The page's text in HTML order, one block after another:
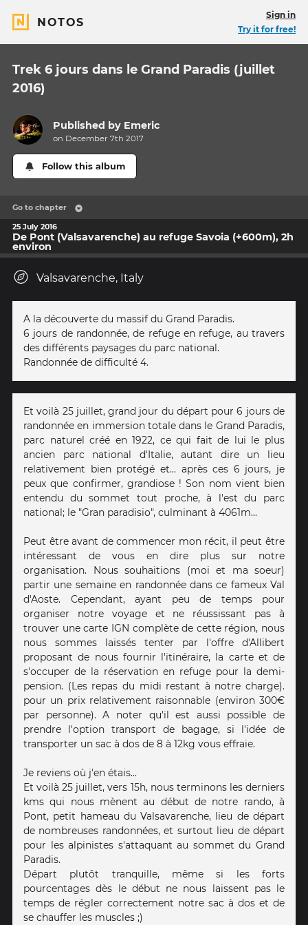
NOTOS
Sign in
Try it for free!
Trek 6 jours dans le Grand Paradis (juillet
2016)
Published by Emeric
on December 7th 2017
Follow this album
Go to chapter
25 July 2016
De Pont (Valsavarenche) au refuge Savoia (+600m), 2h
environ
Valsavarenche, Italy
A la découverte du massif du Grand Paradis.
6 jours de randonnée, de refuge en refuge, au travers
des différents paysages du parc national.
Randonnée de difficulté 4.
Et voilà 25 juillet, grand jour du départ pour 6 jours de
randonnée en immersion totale dans le Grand Paradis,
parc naturel créé en 1922, ce qui fait de lui le plus
ancien parc national d'Italie, autant dire un lieu
relativement bien protégé et... après ces 6 jours, je
peux que confirmer, grandiose ! Son nom vient bien
entendu du sommet tout proche, à l'est du parc
national; le "Gran paradisio", culminant à 4061m...
Peut être avant de commencer mon récit, il peut être
intéressant de vous en dire plus sur notre
organisation. Nous souhaitions (moi et ma soeur)
partir une semaine en randonnée dans ce fameux Val
d'Aoste. Cependant, ayant peu de temps pour
organiser notre voyage et ne réussissant pas à
trouver une carte IGN complète de cette région, nous
nous sommes laissés tenter par l'offre d'Allibert
proposant de nous fournir l'itinéraire, la carte et de
s'occuper de la réservation en refuge pour la demi-
pension. (Les repas du midi restant à notre charge).
pour un prix relativement raisonnable (environ 300€
par personne). A noter qu'il est aussi possible de
prendre l'option transport de bagage, si l'idée de
transporter un sac à dos de 8 à 12kg vous effraie.
Je reviens où j'en étais...
Et voilà 25 juillet, vers 15h, nous terminons les derniers
kms qui nous mènent au début de notre rando, à
Pont, petit hameau du Valsavarenche, lieu de départ
de nombreuses randonnées, et surtout lieu de départ
pour les alpinistes s'attaquant au sommet du Grand
Paradis.
Départ plutôt tranquille, même si les forts
pourcentages dès le début ne nous laissent pas le
temps de régler correctement notre sac à dos et de
se chauffer les muscles ;)